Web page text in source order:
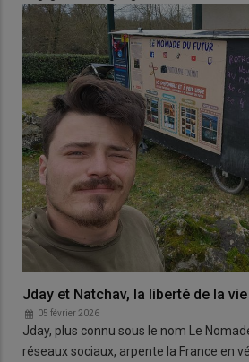
Jday et Natchav, la liberté de la
05 février 2026
Jday, plus connu sous le nom Le
réseaux sociaux, arpente la France en